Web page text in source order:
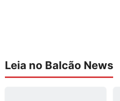
Leia no Balcão News